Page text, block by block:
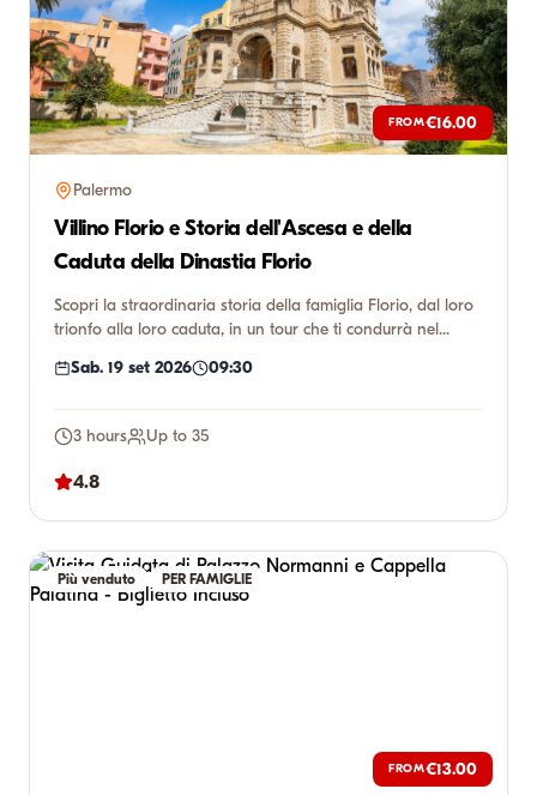
FROM€16.00
Palermo
Villino Florio e Storia dell'Ascesa e della
Caduta della Dinastia Florio
Scopri la straordinaria storia della famiglia Florio, dal loro
trionfo alla loro caduta, in un tour che ti condurrà nel...
Sab. 19 set 2026
09:30
3 hours Up to 35
4.8
Più venduto PER FAMIGLIE
FROM€13.00